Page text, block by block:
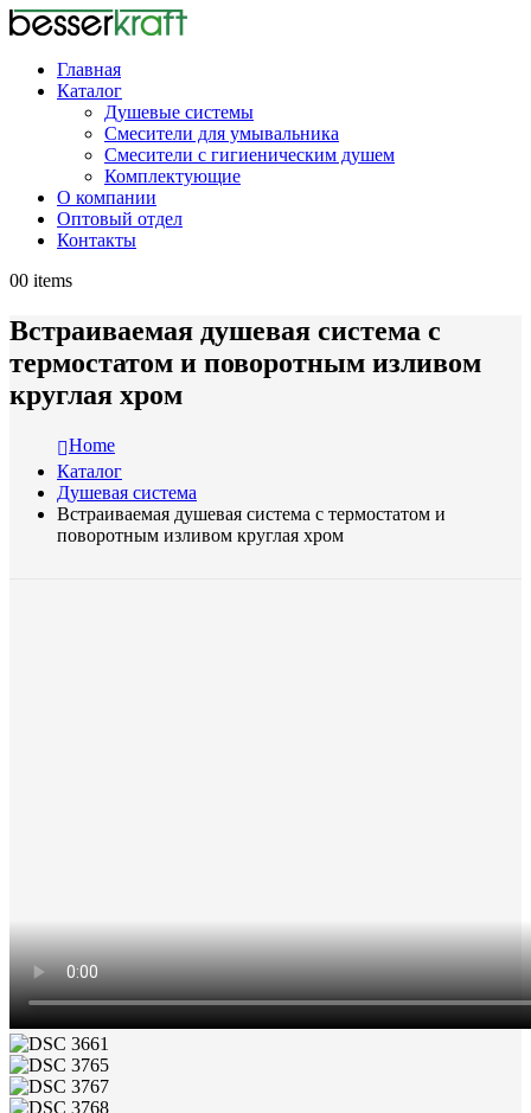
Главная
Каталог
Душевые системы
Смесители для умывальника
Смесители с гигиеническим душем
Комплектующие
О компании
Оптовый отдел
Контакты
00 items
Встраиваемая душевая система с
термостатом и поворотным изливом
круглая хром
Home
Каталог
Душевая система
Встраиваемая душевая система с термостатом и
поворотным изливом круглая хром